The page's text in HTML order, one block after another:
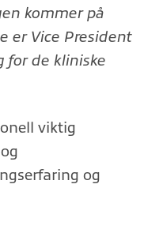
kommer på
er Vice President
for de kliniske
viktig
og